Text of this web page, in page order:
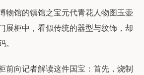
物馆的镇馆之宝元代青花人物图玉壶
展柜中，看似传统的器型与纹饰，却
前向记者解读这件国宝：首先，烧制